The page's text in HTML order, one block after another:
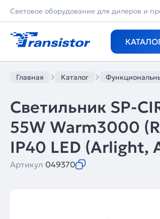
Световое оборудование для дилеров и
Главная Каталог
Светильник SP-
55W Warm3000
IP40 LED
Артикул 049370